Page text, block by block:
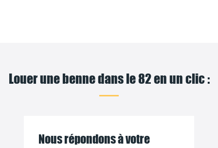
Louer une benne dans le 82 en un clic :
Nous répondons à votre